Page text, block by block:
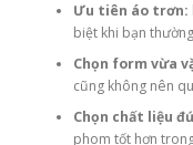
Ưu tiên áo trơn:
biệt khi bạn
Chọn form vừa
cũng không nên
Chọn chất liệu
phom tốt hơn